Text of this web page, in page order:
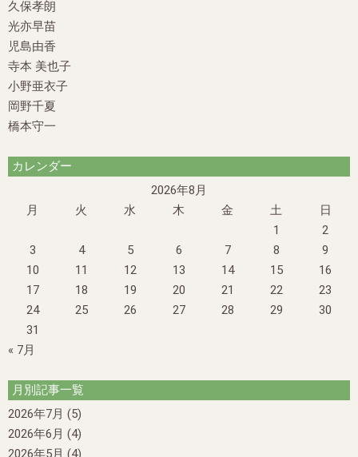
久保孝朗
光亦早苗
児島由香
寺本 美也子
小野亜衣子
岡野千夏
橋本守一
カレンダー
2026年8月
月
火 水 木 金 土
日
1
2
3
4 5 6 7 8
9
10
11 12 13 14 15
16
17
18 19 20 21 22
23
24
25 26 27 28 29
30
31
« 7月
月別記事一覧
2026年7月 (5)
2026年6月 (4)
2026年5月 (4)